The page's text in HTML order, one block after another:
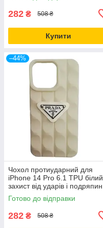
282 ₴ 508 ₴
Купити
–44%
Чохол протиударний для
iPhone 14 Pro 6.1 TPU білий
захист від ударів і подряпин
Готово до відправки
282 ₴ 508 ₴